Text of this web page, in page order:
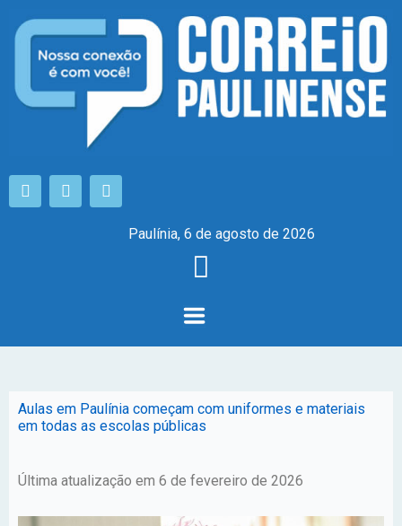
Paulínia, 6 de agosto de 2026
Aulas em Paulínia começam com uniformes e materiais
em todas as escolas públicas
Última atualização em 6 de fevereiro de 2026